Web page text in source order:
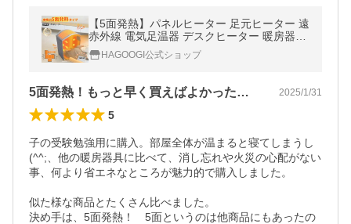
【5面発熱】パネルヒーター 足元ヒーター 遠
赤外線 電気足温器 デスクヒーター 暖房器具
省エネ 3段階調節 転倒自動オフ オフィス ペ
ットHAGOOGI公式ショップ
5面発熱！もっと早く買えばよかった…！ 2025/1/31
5
子の受験勉強用に購入。部屋全体が温まると寝てしまうし
(^^;、他の暖房器具に比べて、消し忘れや火災の心配がない
事、何より省エネなところが魅力的で購入しました。
似た様な商品とたくさん比べました。
決め手は、5面発熱！　5面というのは他商品にもあったの